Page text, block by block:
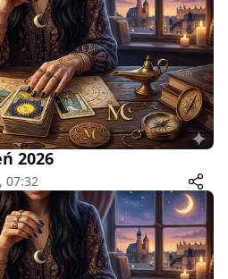
2026
07:32